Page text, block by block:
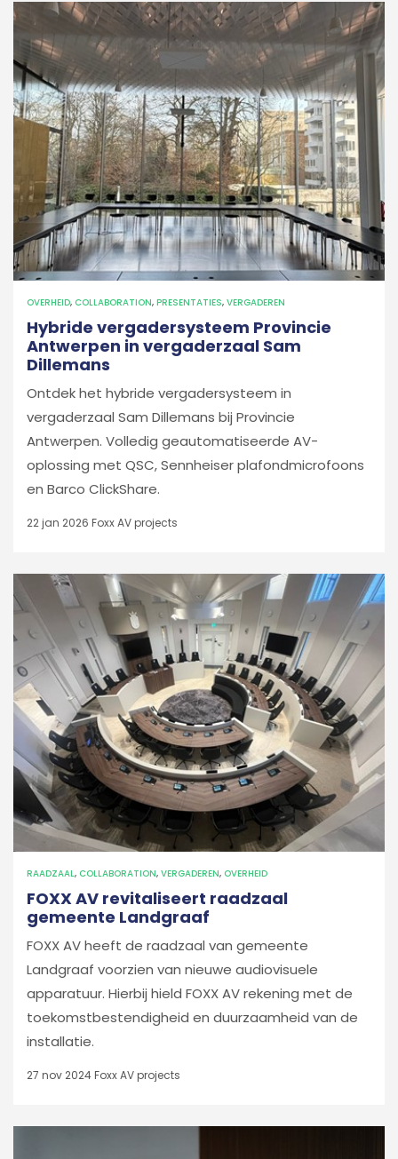
OVERHEID, COLLABORATION, PRESENTATIES, VERGADEREN
Hybride vergadersysteem Provincie
Antwerpen in vergaderzaal Sam
Dillemans
Ontdek het hybride vergadersysteem in
vergaderzaal Sam Dillemans bij Provincie
Antwerpen. Volledig geautomatiseerde AV-
oplossing met QSC, Sennheiser plafondmicrofoons
en Barco ClickShare.
22 jan 2026 Foxx AV projects
RAADZAAL, COLLABORATION, VERGADEREN, OVERHEID
FOXX AV revitaliseert raadzaal
gemeente Landgraaf
FOXX AV heeft de raadzaal van gemeente
Landgraaf voorzien van nieuwe audiovisuele
apparatuur. Hierbij hield FOXX AV rekening met de
toekomstbestendigheid en duurzaamheid van de
installatie.
27 nov 2024Foxx AV projects